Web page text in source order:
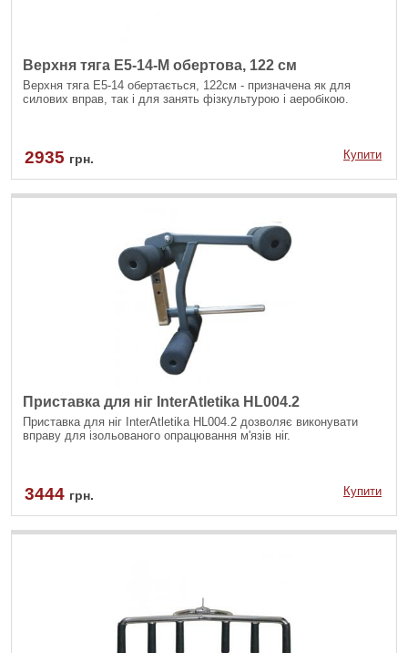
Верхня тяга E5-14-M обертова, 122 см
Верхня тяга Е5-14 обертається, 122см - призначена як для
силових вправ, так і для занять фізкультурою і аеробікою.
2935 грн. Купити
Приставка для ніг InterAtletika HL004.2
Приставка для ніг InterAtletika HL004.2 дозволяє виконувати
вправу для ізольованого опрацювання м'язів ніг.
3444 грн. Купити